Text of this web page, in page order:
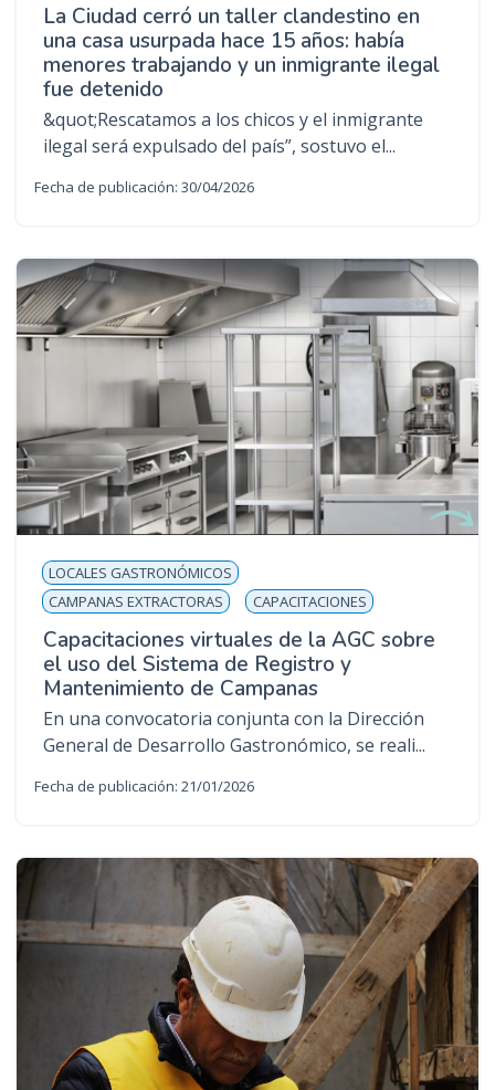
La Ciudad cerró un taller clandestino en
una casa usurpada hace 15 años: había
menores trabajando y un inmigrante ilegal
fue detenido
&quot;Rescatamos a los chicos y el inmigrante
ilegal será expulsado del país”, sostuvo el...
Fecha de publicación: 30/04/2026
LOCALES GASTRONÓMICOS
CAMPANAS EXTRACTORAS
CAPACITACIONES
Capacitaciones virtuales de la AGC sobre
el uso del Sistema de Registro y
Mantenimiento de Campanas
En una convocatoria conjunta con la Dirección
General de Desarrollo Gastronómico, se reali...
Fecha de publicación: 21/01/2026